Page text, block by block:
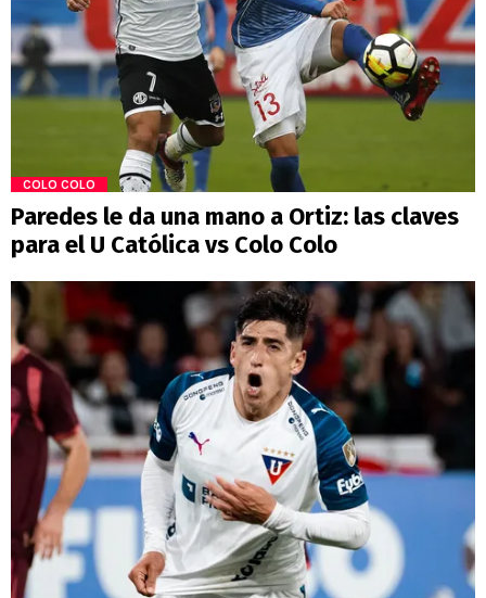
COLO COLO
Paredes le da una mano a Ortiz: las claves
para el U Católica vs Colo Colo